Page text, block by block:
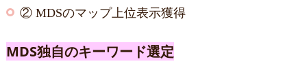
② MDSのマップ上位表示獲得
MDS独自のキーワード選定